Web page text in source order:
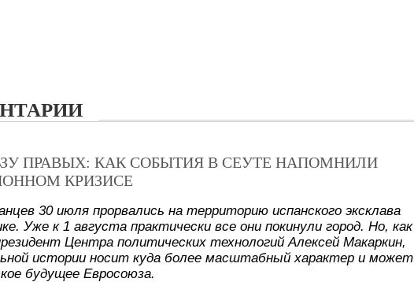
ПРАВЫХ: КАК СОБЫТИЯ В СЕУТЕ НАПОМНИЛИ
КРИЗИСЕ
30 июля прорвались на территорию испанского эксклава
Уже к 1 августа практически все они покинули город. Но, как
Центра политических технологий Алексей Макаркин,
истории носит куда более масштабный характер и может
будущее Евросоюза.